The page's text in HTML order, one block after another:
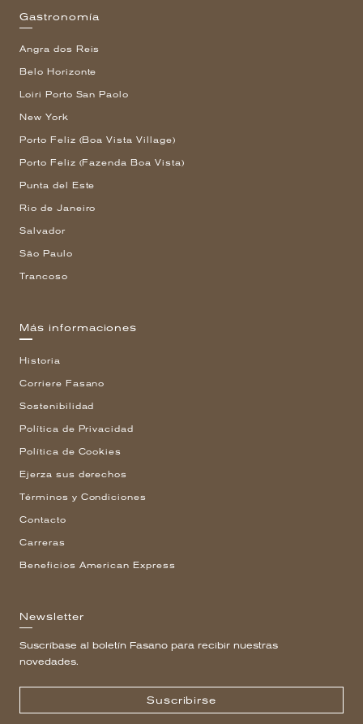
Gastronomía
Angra dos Reis
Belo Horizonte
Loiri Porto San Paolo
New York
Porto Feliz (Boa Vista Village)
Porto Feliz (Fazenda Boa Vista)
Punta del Este
Rio de Janeiro
Salvador
São Paulo
Trancoso
Más informaciones
Historia
Corriere Fasano
Sostenibilidad
Política de Privacidad
Política de Cookies
Ejerza sus derechos
Términos y Condiciones
Contacto
Carreras
Beneficios American Express
Newsletter
Suscríbase al boletín Fasano para recibir nuestras
novedades.
Suscribirse